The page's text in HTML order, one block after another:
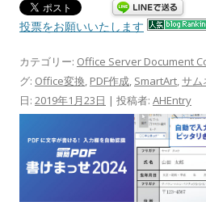
投票をお願いいたします
カテゴリー: Office Server Document
グ: Office変換, PDF作成, SmartArt,サム
日: 2019年1月23日 | 投稿者: AHEntry